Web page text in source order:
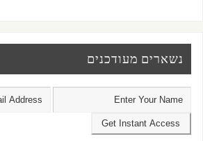
נשארים מעודכנים